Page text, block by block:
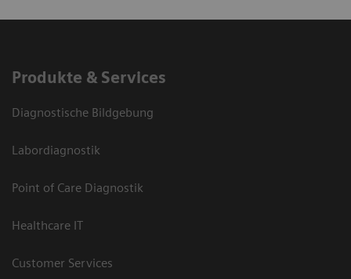
Produkte & Services
Diagnostische Bildgebung
Labordiagnostik
Point of Care Diagnostik
Healthcare IT
Customer Services